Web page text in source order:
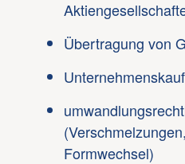
Übertragung von
Formwechsel)